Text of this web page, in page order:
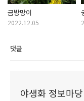
금방망이
2022.12.05
댓글
야생화 정보마